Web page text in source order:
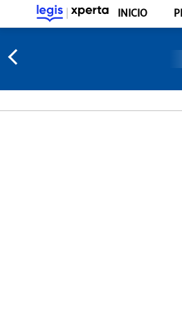
INICIO